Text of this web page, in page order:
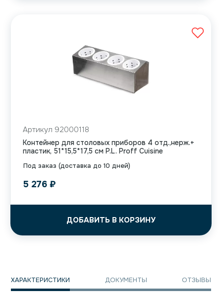
Под заказ (доставка до 10 дней)
Артикул 92000118
Контейнер для столовых приборов 4 отд.,нерж.+
пластик, 51*15,5*17,5 см P.L. Proff Cuisine
5 276 ₽
ДОБАВИТЬ В КОРЗИНУ
ХАРАКТЕРИСТИКИ ДОКУМЕНТЫ ОТЗЫВЫ